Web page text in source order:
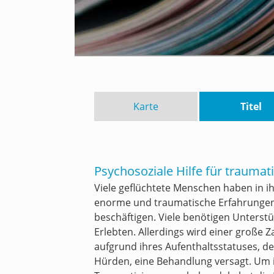
Karte Titel
Psychosoziale Hilfe für
Viele geflüchtete Menschen haben in
enorme und traumatische
beschäftigen. Viele benötigen
Erlebten. Allerdings wird einer große
aufgrund ihres Aufenthaltsstatuses,
Hürden, eine Behandlung versagt.